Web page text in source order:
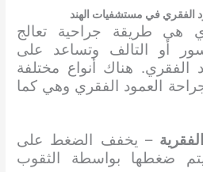
الفقري في مستشفيات الهند
هي طريقة جراحية تعالج
أو التالف وتساعد على
الفقري. هناك أنواع مختلفة
العمود الفقري وهي كما
– يخفف الضغط على
ضغطها بواسطة الثقوب